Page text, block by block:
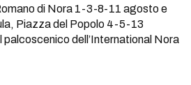
di Nora 1-3-8-11 agosto e
Piazza del Popolo 4-5-13
dell’International Nora